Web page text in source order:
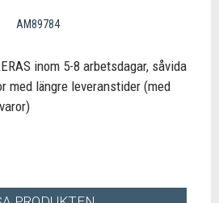
AM89784
inom 5-8 arbetsdagar, såvida
med längre leveranstider (med